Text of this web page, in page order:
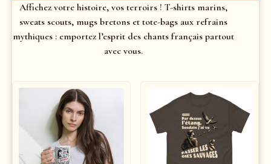
Affichez votre histoire, vos terroirs ! T-shirts marins,
sweats scouts, mugs bretons et tote-bags aux refrains
mythiques : emportez l’esprit des chants français partout
avec vous.